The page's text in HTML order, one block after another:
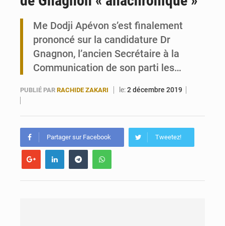
Me Dodji Apévon s’est finalement
prononcé sur la candidature Dr
Gnagnon, l’ancien Secrétaire à la
Communication de son parti les…
PUBLIÉ PAR RACHIDE ZAKARI le:2 décembre 2019
Partager sur Facebook Tweetez!